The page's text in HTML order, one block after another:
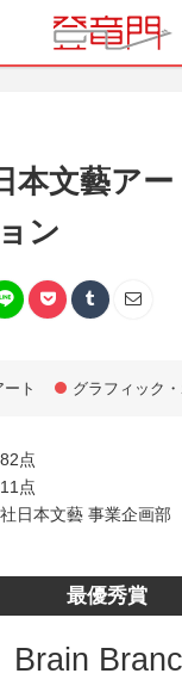
本文藝ア
ン
ト グラフィック
点
点
日本文藝 事業企画部
最優秀賞
Brain